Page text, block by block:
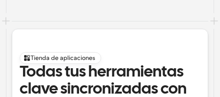
Tienda de aplicaciones
Todas tus herramientas
clave sincronizadas con